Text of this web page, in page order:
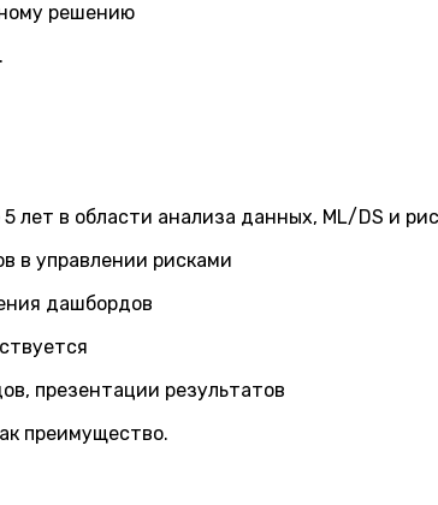
решению
лет в области анализа данных, ML/DS и
в управлении рисками
дашбордов
презентации результатов
преимущество.